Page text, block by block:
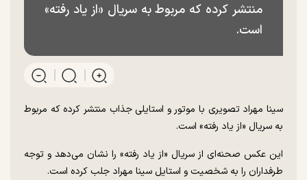
منتشر کرده که مربوط به سریال «از یاد رفته»
است.
سینا مهراد تصویری با موتور و استایلی جذاب منتشر کرده که مربوط
به سریال «از یاد رفته» است.
این عکس صحنه‌ای از سریال «از یاد رفته» را نشان می‌دهد و توجه
طرفداران را به شخصیت و استایل سینا مهراد جلب کرده است.